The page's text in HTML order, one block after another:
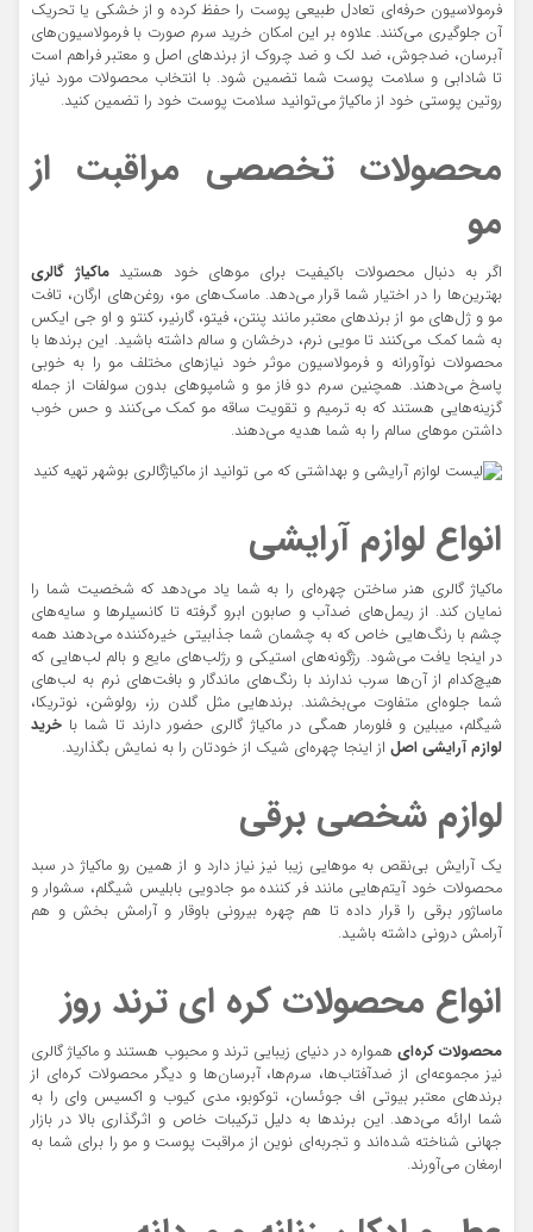
فرمولاسیون حرفه‌ای تعادل طبیعی پوست را حفظ کرده و از خشکی یا تحریک
آن جلوگیری می‌کنند. علاوه بر این امکان خرید سرم صورت با فرمولاسیون‌های
آبرسان، ضدجوش، ضد لک و ضد چروک از برندهای اصل و معتبر فراهم است
تا شادابی و سلامت پوست شما تضمین شود. با انتخاب محصولات مورد نیاز
روتین پوستی خود از ماکیاژ می‌توانید سلامت پوست خود را تضمین کنید.
محصولات تخصصی مراقبت از
مو
اگر به دنبال محصولات باکیفیت برای موهای خود هستیدماکیاژ گالری
بهترین‌ها را در اختیار شما قرار می‌دهد. ماسک‌های مو، روغن‌های ارگان، تافت
مو و ژل‌های مو از برندهای معتبر مانند پنتن، فیتو، گارنیر، کنتو و او جی ایکس
به شما کمک می‌کنند تا مویی نرم، درخشان و سالم داشته باشید. این برندها با
محصولات نوآورانه و فرمولاسیون موثر خود نیازهای مختلف مو را به خوبی
پاسخ می‌دهند. همچنین سرم دو فاز مو و شامپوهای بدون سولفات از جمله
گزینه‌هایی هستند که به ترمیم و تقویت ساقه مو کمک می‌کنند و حس خوب
داشتن موهای سالم را به شما هدیه می‌دهند.
انواع لوازم آرایشی
ماکیاژ گالری هنر ساختن چهره‌ای را به شما یاد می‌دهد که شخصیت شما را
نمایان کند. از ریمل‌های ضدآب و صابون ابرو گرفته تا کانسیلرها و سایه‌های
چشم با رنگ‌هایی خاص که به چشمان شما جذابیتی خیره‌کننده می‌دهند همه
در اینجا یافت می‌شود. رژگونه‌های استیکی و رژلب‌های مایع و بالم لب‌هایی که
هیچ‌کدام از آن‌ها سرب ندارند با رنگ‌های ماندگار و بافت‌های نرم به لب‌های
شما جلوه‌ای متفاوت می‌بخشند. برندهایی مثل گلدن رز، رولوشن، نوتریکا،
شیگلم، میبلین و فلورمار همگی در ماکیاژ گالری حضور دارند تا شما با خرید
لوازم آرایشی اصل از اینجا چهره‌ای شیک از خودتان را به نمایش بگذارید.
لوازم شخصی برقی
یک آرایش بی‌نقص به موهایی زیبا نیز نیاز دارد و از همین رو ماکیاژ در سبد
محصولات خود آیتم‌هایی مانند فر کننده مو جادویی بابلیس شیگلم، سشوار و
ماساژور برقی را قرار داده تا هم چهره بیرونی باوقار و آرامش بخش و هم
آرامش درونی داشته باشید.
انواع محصولات کره ای ترند روز
محصولات کره‌ای همواره در دنیای زیبایی ترند و محبوب هستند و ماکیاژ گالری
نیز مجموعه‌ای از ضدآفتاب‌ها، سرم‌ها، آبرسان‌ها و دیگر محصولات کره‌ای از
برندهای معتبر بیوتی اف جوئسان، توکوبو، مدی کیوب و اکسیس وای را به
شما ارائه می‌دهد. این برندها به دلیل ترکیبات خاص و اثرگذاری بالا در بازار
جهانی شناخته شده‌اند و تجربه‌ای نوین از مراقبت پوست و مو را برای شما به
ارمغان می‌آورند.